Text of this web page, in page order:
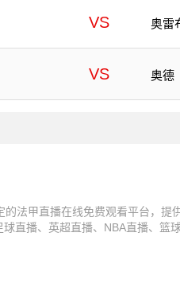
VS 奥雷
VS 奥德
法甲直播在线免费观看平台，
直播、英超直播、NBA直播、篮